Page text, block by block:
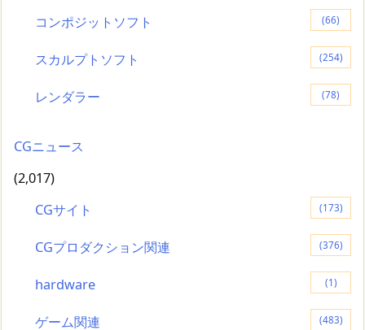
コンポジットソフト (66)
スカルプトソフト (254)
レンダラー (78)
CGニュース
(2,017)
CGサイト
(173)
CGプロダクション関連 (376)
hardware (1)
ゲーム関連 (483)